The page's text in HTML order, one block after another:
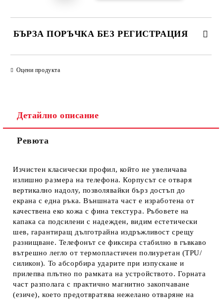
БЪРЗА ПОРЪЧКА БЕЗ РЕГИСТРАЦИЯ
Оцени продукта
Детайлно описание
Ревюта
Изчистен класически профил, който не увеличава
излишно размера на телефона. Корпусът се отваря
вертикално надолу, позволявайки бърз достъп до
екрана с една ръка. Външната част е изработена от
качествена еко кожа с фина текстура. Ръбовете на
капака са подсилени с надежден, видим естетически
шев, гарантиращ дълготрайна издръжливост срещу
разнищване. Телефонът се фиксира стабилно в гъвкаво
вътрешно легло от термопластичен полиуретан (TPU/
силикон). То абсорбира ударите при изпускане и
прилепва плътно по рамката на устройството. Горната
част разполага с практично магнитно закопчаване
(езиче), което предотвратява нежелано отваряне на